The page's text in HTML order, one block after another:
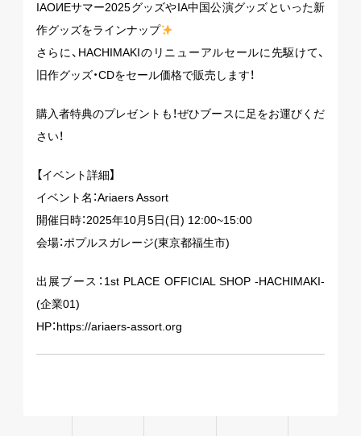
IAOИEサマー2025グッズやIA中国公演グッズといった新
作グッズをラインナップ
さらに、HACHIMAKIのリニューアルセールに先駆けて、
旧作グッズ・CDをセール価格で販売します！
購入者特典のプレゼントも！ぜひブースに足をお運びくだ
さい！
【イベント詳細】
イベント名：Ariaers Assort
開催日時：2025年10月5日(日) 12:00~15:00
会場：ポプルスガレージ(東京都福生市)
出展ブース：1st PLACE OFFICIAL SHOP -HACHIMAKI-
(企業01)
HP：https://ariaers-assort.org